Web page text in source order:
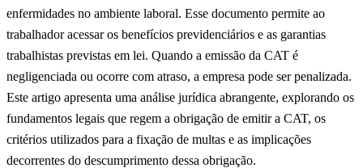
enfermidades no ambiente laboral. Esse documento permite ao
trabalhador acessar os benefícios previdenciários e as garantias
trabalhistas previstas em lei. Quando a emissão da CAT é
negligenciada ou ocorre com atraso, a empresa pode ser penalizada.
Este artigo apresenta uma análise jurídica abrangente, explorando os
fundamentos legais que regem a obrigação de emitir a CAT, os
critérios utilizados para a fixação de multas e as implicações
decorrentes do descumprimento dessa obrigação.